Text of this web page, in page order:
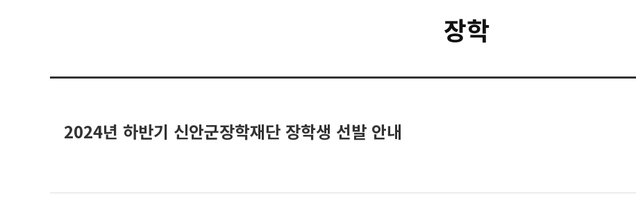
장학
2024년 하반기 신안군장학재단 장학생 선발 안내